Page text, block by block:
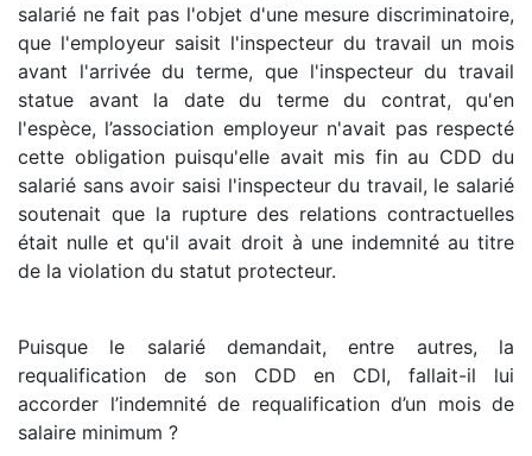
salarié ne fait pas l'objet d'une mesure discriminatoire,
que l'employeur saisit l'inspecteur du travail un mois
avant l'arrivée du terme, que l'inspecteur du travail
statue avant la date du terme du contrat, qu'en
l'espèce, l’association employeur n'avait pas respecté
cette obligation puisqu'elle avait mis fin au CDD du
salarié sans avoir saisi l'inspecteur du travail, le salarié
soutenait que la rupture des relations contractuelles
était nulle et qu'il avait droit à une indemnité au titre
de la violation du statut protecteur.
Puisque le salarié demandait, entre autres, la
requalification de son CDD en CDI, fallait-il lui
accorder l’indemnité de requalification d’un mois de
salaire minimum ?